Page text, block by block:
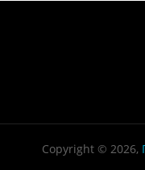
Copyright © 2026,